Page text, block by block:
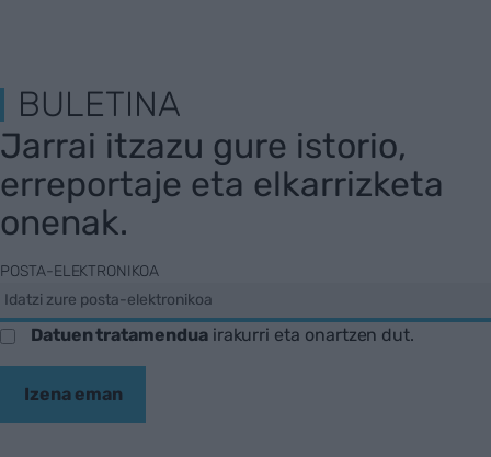
BULETINA
Jarrai itzazu gure istorio,
erreportaje eta elkarrizketa
onenak.
POSTA-ELEKTRONIKOA
Datuen tratamenduairakurri eta onartzen dut.
Izena eman